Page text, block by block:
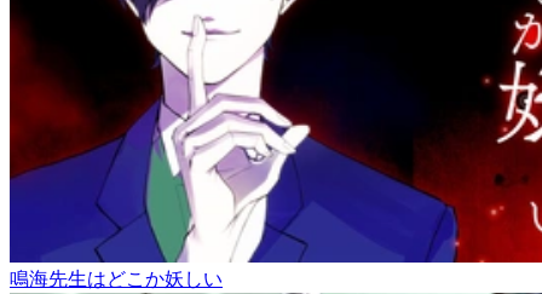
鳴海先生はどこか妖しい